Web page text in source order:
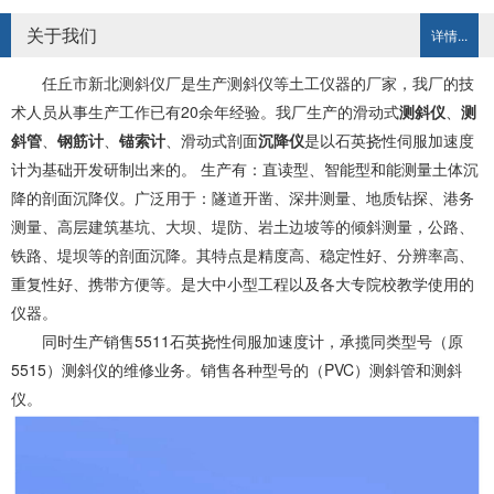
详情...
关于我们
任丘市新北测斜仪厂是生产测斜仪等土工仪器的厂家，我厂的技
术人员从事生产工作已有20余年经验。我厂生产的滑动式测斜仪、 测
斜管、 钢筋计、 锚索计、滑动式剖面沉降仪是以石英挠性伺服加速度
计为基础开发研制出来的。 生产有：直读型、智能型和能测量土体沉
降的剖面沉降仪。广泛用于：隧道开凿、深井测量、地质钻探、港务
测量、高层建筑基坑、大坝、堤防、岩土边坡等的倾斜测量，公路、
铁路、堤坝等的剖面沉降。其特点是精度高、稳定性好、分辨率高、
重复性好、携带方便等。是大中小型工程以及各大专院校教学使用的
仪器。
同时生产销售5511石英挠性伺服加速度计，承揽同类型号（原
5515）测斜仪的维修业务。销售各种型号的（PVC）测斜管和测斜
仪。